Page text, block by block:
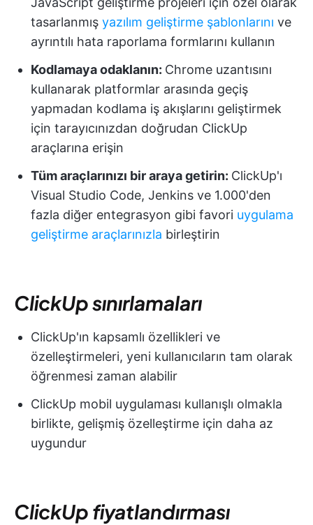
tasarlanmış yazılım geliştirme şablonlarını ve
ayrıntılı hata raporlama formlarını kullanın
Kodlamaya odaklanın: Chrome uzantısını
kullanarak platformlar arasında geçiş
yapmadan kodlama iş akışlarını geliştirmek
için tarayıcınızdan doğrudan ClickUp
araçlarına erişin
Tüm araçlarınızı bir araya getirin: ClickUp'ı
Visual Studio Code, Jenkins ve 1.000'den
fazla diğer entegrasyon gibi favori uygulama
geliştirme araçlarınızla birleştirin
ClickUp sınırlamaları
ClickUp'ın kapsamlı özellikleri ve
özelleştirmeleri, yeni kullanıcıların tam olarak
öğrenmesi zaman alabilir
ClickUp mobil uygulaması kullanışlı olmakla
birlikte, gelişmiş özelleştirme için daha az
uygundur
ClickUp fiyatlandırması